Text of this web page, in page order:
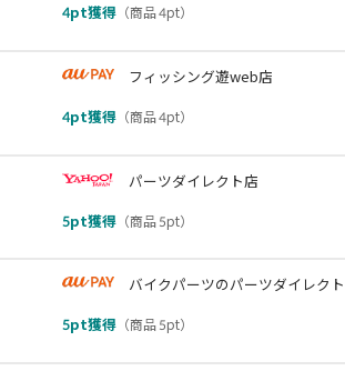
4pt獲得 （商品 4pt）
フィッシング遊web店
4pt獲得 （商品 4pt）
パーツダイレクト店
5pt獲得 （商品 5pt）
バイクパーツのパーツダイレクト
5pt獲得 （商品 5pt）